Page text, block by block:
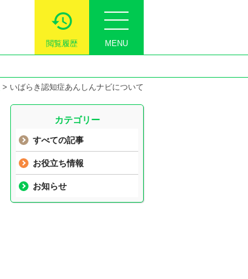
MENU
閲覧履歴
> いばらき認知症あんしんナビについて
カテゴリー
すべての記事
お役立ち情報
お知らせ